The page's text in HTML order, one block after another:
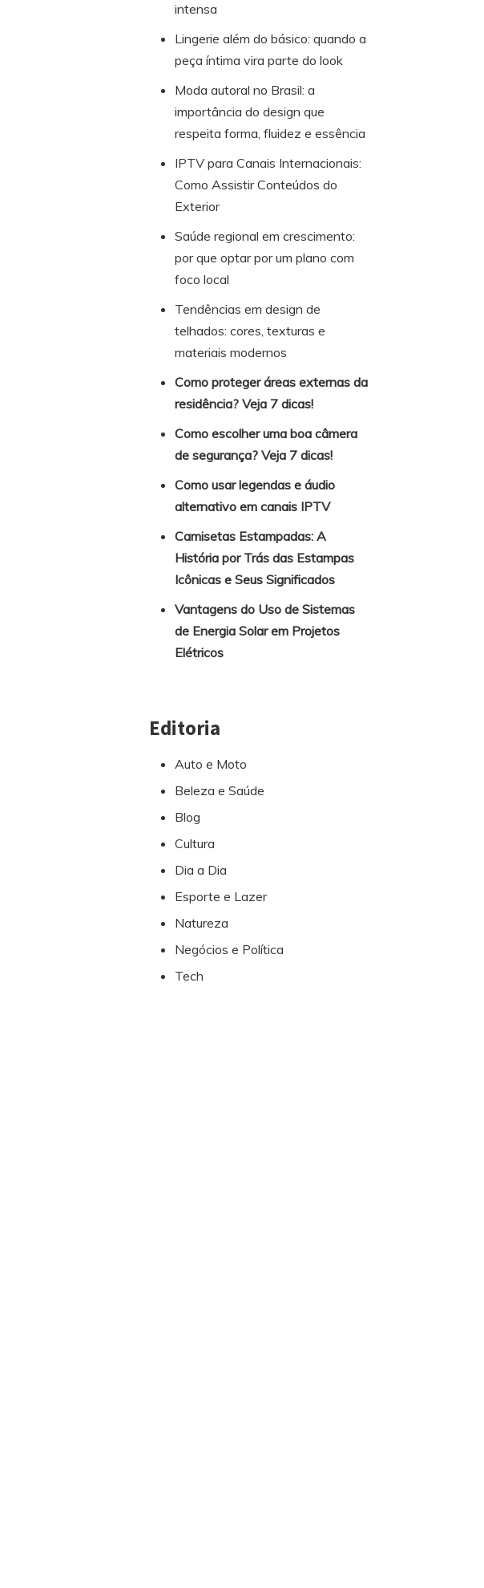
intensa
Lingerie além do básico: quando a
peça íntima vira parte do look
Moda autoral no Brasil: a
importância do design que
respeita forma, fluidez e essência
IPTV para Canais Internacionais:
Como Assistir Conteúdos do
Exterior
Saúde regional em crescimento:
por que optar por um plano com
foco local
Tendências em design de
telhados: cores, texturas e
materiais modernos
Como proteger áreas externas da
residência? Veja 7 dicas!
Como escolher uma boa câmera
de segurança? Veja 7 dicas!
Como usar legendas e áudio
alternativo em canais IPTV
Camisetas Estampadas: A
História por Trás das Estampas
Icônicas e Seus Significados
Vantagens do Uso de Sistemas
de Energia Solar em Projetos
Elétricos
Editoria
Auto e Moto
Beleza e Saúde
Blog
Cultura
Dia a Dia
Esporte e Lazer
Natureza
Negócios e Política
Tech